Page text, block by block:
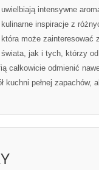
uwielbiają intensywne
kulinarne inspiracje z
która może zainteresować
świata, jak i tych, którzy
całkowicie odmienić
kuchni pełnej zapachów,